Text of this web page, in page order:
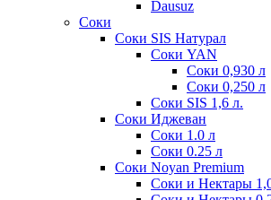
Dausuz
Соки
Соки SIS Натурал
Соки YAN
Соки 0,930 л
Соки 0,250 л
Соки SIS 1,6 л.
Соки Иджеван
Соки 1.0 л
Соки 0.25 л
Соки Noyan Premium
Соки и Нектары